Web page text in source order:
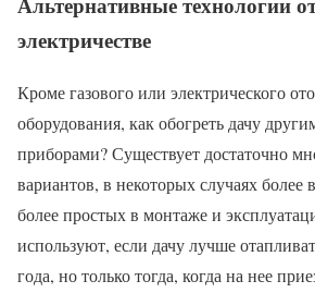
электричестве
Кроме газового или электрического
оборудования, как обогреть дачу
приборами? Существует достаточно
вариантов, в некоторых случаях
более простых в монтаже и
используют, если дачу лучше
года, но только тогда, когда на нее